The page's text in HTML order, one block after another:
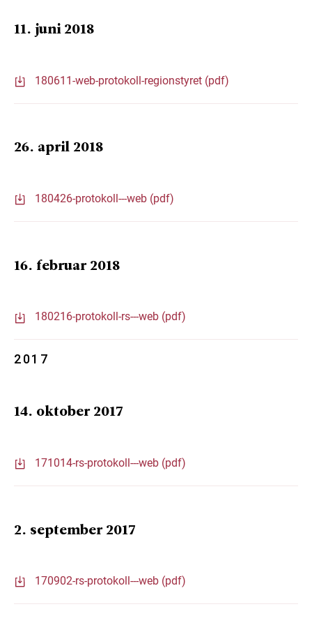
11. juni 2018
180611-web-protokoll-regionstyret (pdf)
26. april 2018
180426-protokoll---web (pdf)
16. februar 2018
180216-protokoll-rs---web (pdf)
2017
14. oktober 2017
171014-rs-protokoll---web (pdf)
2. september 2017
170902-rs-protokoll---web (pdf)